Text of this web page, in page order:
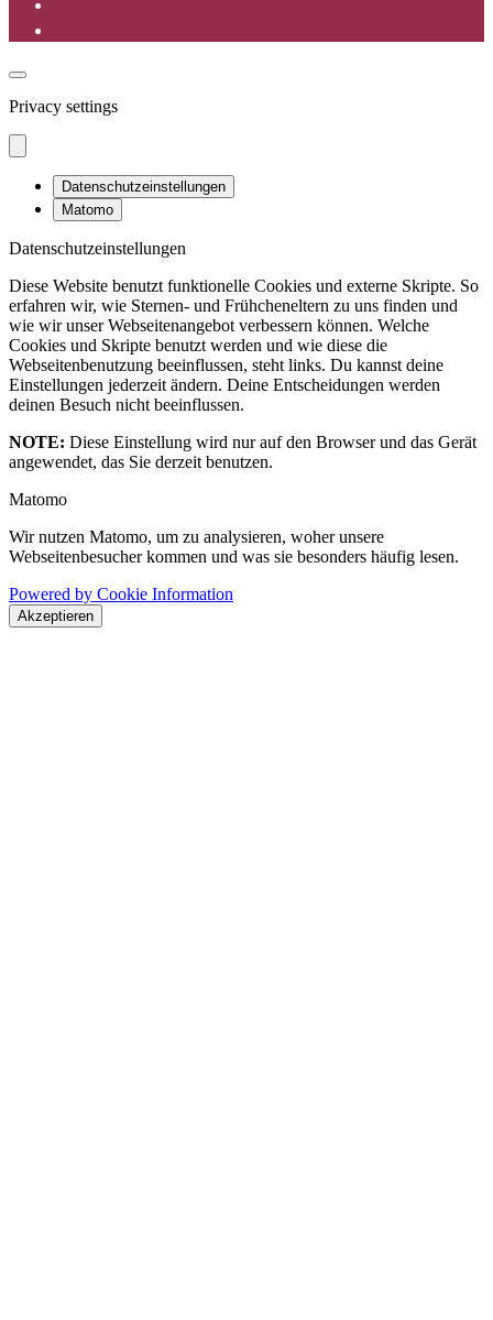
Privacy settings
Datenschutzeinstellungen
Matomo
Datenschutzeinstellungen
Diese Website benutzt funktionelle Cookies und externe Skripte. So
erfahren wir, wie Sternen- und Frühcheneltern zu uns finden und
wie wir unser Webseitenangebot verbessern können. Welche
Cookies und Skripte benutzt werden und wie diese die
Webseitenbenutzung beeinflussen, steht links. Du kannst deine
Einstellungen jederzeit ändern. Deine Entscheidungen werden
deinen Besuch nicht beeinflussen.
NOTE: Diese Einstellung wird nur auf den Browser und das Gerät
angewendet, das Sie derzeit benutzen.
Matomo
Wir nutzen Matomo, um zu analysieren, woher unsere
Webseitenbesucher kommen und was sie besonders häufig lesen.
Powered by Cookie Information
Akzeptieren